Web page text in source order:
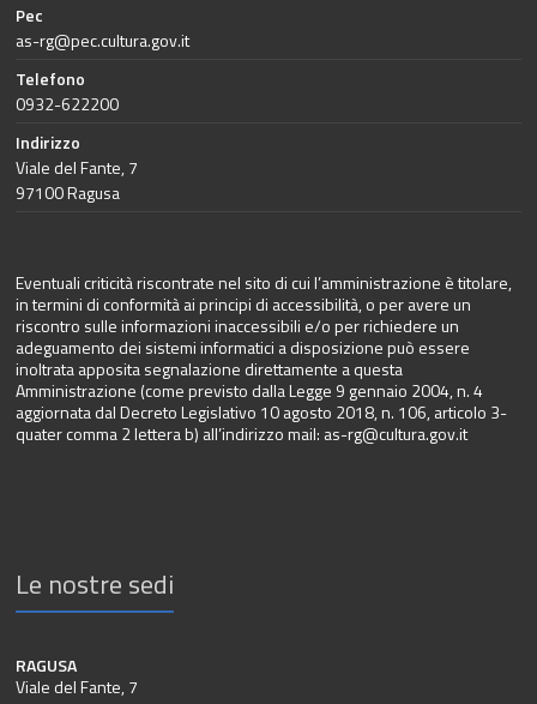
Pec
as-rg@pec.cultura.gov.it
Telefono
0932-622200
Indirizzo
Viale del Fante, 7
97100 Ragusa
Eventuali criticità riscontrate nel sito di cui l’amministrazione è titolare,
in termini di conformità ai principi di accessibilità, o per avere un
riscontro sulle informazioni inaccessibili e/o per richiedere un
adeguamento dei sistemi informatici a disposizione può essere
inoltrata apposita segnalazione direttamente a questa
Amministrazione (come previsto dalla Legge 9 gennaio 2004, n. 4
aggiornata dal Decreto Legislativo 10 agosto 2018, n. 106, articolo 3-
quater comma 2 lettera b) all’indirizzo mail: as-rg@cultura.gov.it
Le nostre sedi
RAGUSA
Viale del Fante, 7